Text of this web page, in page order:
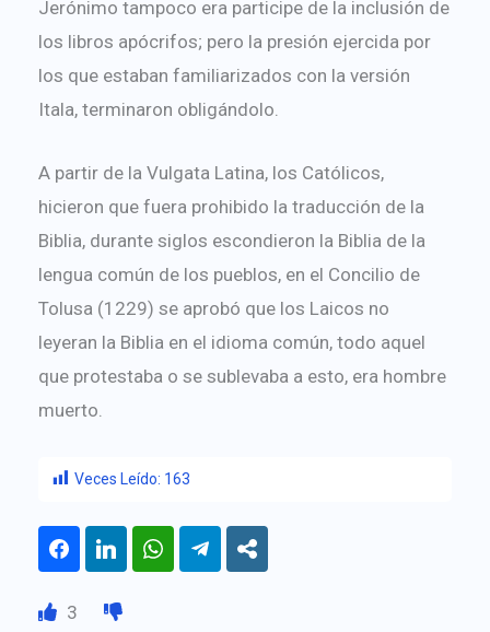
Jerónimo tampoco era participe de la inclusión de
los libros apócrifos; pero la presión ejercida por
los que estaban familiarizados con la versión
Itala, terminaron obligándolo.
A partir de la Vulgata Latina, los Católicos,
hicieron que fuera prohibido la traducción de la
Biblia, durante siglos escondieron la Biblia de la
lengua común de los pueblos, en el Concilio de
Tolusa (1229) se aprobó que los Laicos no
leyeran la Biblia en el idioma común, todo aquel
que protestaba o se sublevaba a esto, era hombre
muerto.
Veces Leído: 163
3